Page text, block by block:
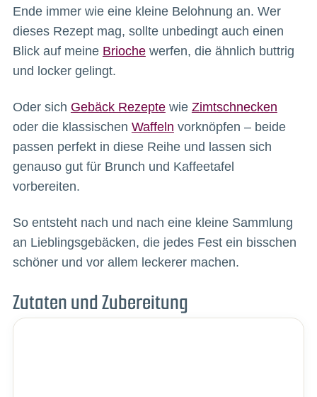
Ende immer wie eine kleine Belohnung an. Wer
dieses Rezept mag, sollte unbedingt auch einen
Blick auf meine Briochewerfen, die ähnlich buttrig
und locker gelingt.
Oder sich Gebäck Rezeptewie Zimtschnecken
oder die klassischen Waffeln vorknöpfen – beide
passen perfekt in diese Reihe und lassen sich
genauso gut für Brunch und Kaffeetafel
vorbereiten.
So entsteht nach und nach eine kleine Sammlung
an Lieblingsgebäcken, die jedes Fest ein bisschen
schöner und vor allem leckerer machen.
Zutaten und Zubereitung